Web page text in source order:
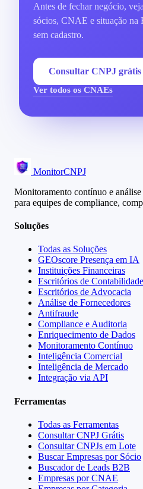
Antes de fechar negócio,
sócios, CNAE e situação na
sem cadastro.
Consultar CNPJ grátis
Ver todos os CNAEs
MonitorCNPJ
Monitoramento contínuo e
para equipes de compliance,
Soluções
Todas as Soluções
GEOscore Presença em IA
Instituições Financeiras
Escritórios de Contabilidade
Escritórios de Advocacia
Análise de Fornecedores
Antifraude
Compliance e Auditoria
Enriquecimento de Dados
Monitoramento Contínuo
Inteligência Comercial
Inteligência de Mercado
Integração via API
Ferramentas
Todas as Ferramentas
Consultar CNPJ Grátis
Consultar CNPJs em Lote
Buscar Empresas por Sócio
Buscador de Leads B2B
Empresas por CNAE